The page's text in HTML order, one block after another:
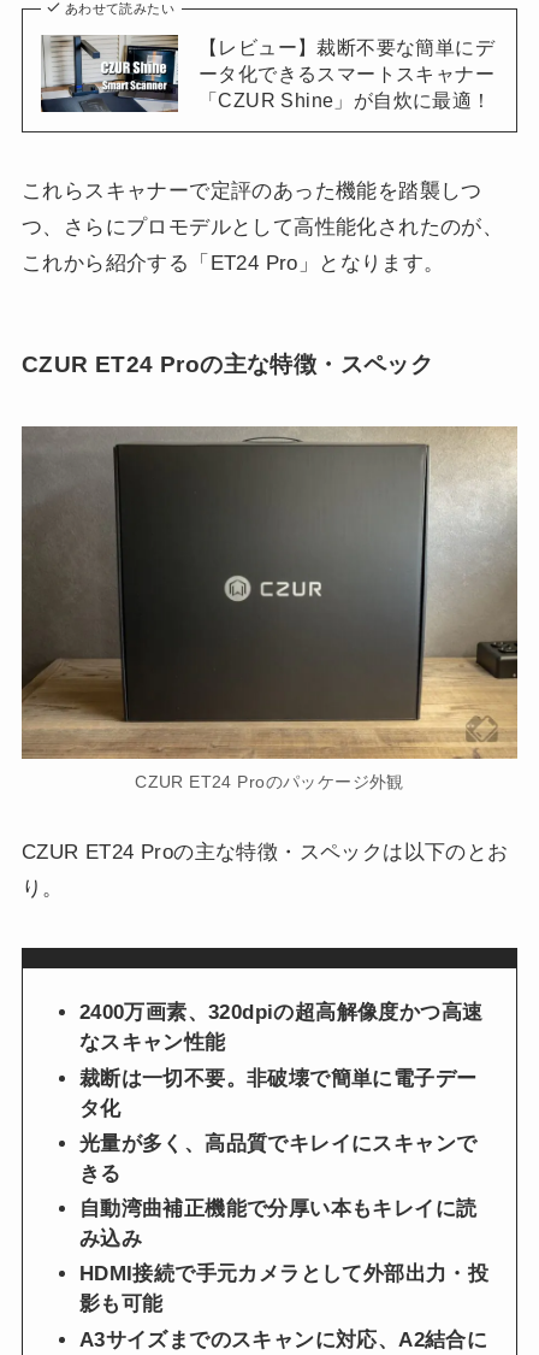
あわせて読みたい
【レビュー】裁断不要な簡単にデ
ータ化できるスマートスキャナー
「CZUR Shine」が自炊に最適！
これらスキャナーで定評のあった機能を踏襲しつ
つ、さらにプロモデルとして高性能化されたのが、
これから紹介する「ET24 Pro」となります。
CZUR ET24 Proの主な特徴・スペック
CZUR ET24 Proのパッケージ外観
CZUR ET24 Proの主な特徴・スペックは以下のとお
り。
2400万画素、320dpiの超高解像度かつ高速
なスキャン性能
裁断は一切不要。非破壊で簡単に電子デー
タ化
光量が多く、高品質でキレイにスキャンで
きる
自動湾曲補正機能で分厚い本もキレイに読
み込み
HDMI接続で手元カメラとして外部出力・投
影も可能
A3サイズまでのスキャンに対応、A2結合に